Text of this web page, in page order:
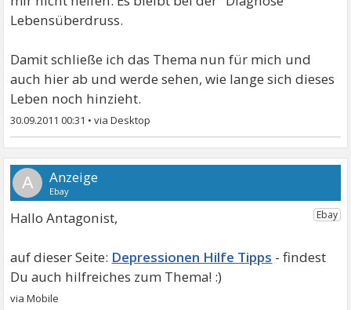
Lebensüberdruss.
Damit schließe ich das Thema nun für mich und
auch hier ab und werde sehen, wie lange sich dieses
Leben noch hinzieht.
30.09.2011 00:31 •
A
Hallo Antagonist,
Depressionen Hilfe Tipps